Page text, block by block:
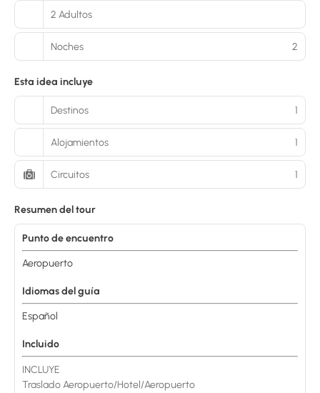
2 Adultos
Noches 2
Esta idea incluye
Destinos 1
Alojamientos 1
Circuitos 1
Resumen del tour
Punto de encuentro
Aeropuerto
Idiomas del guía
Español
Incluido
INCLUYE
Traslado Aeropuerto/Hotel/Aeropuerto